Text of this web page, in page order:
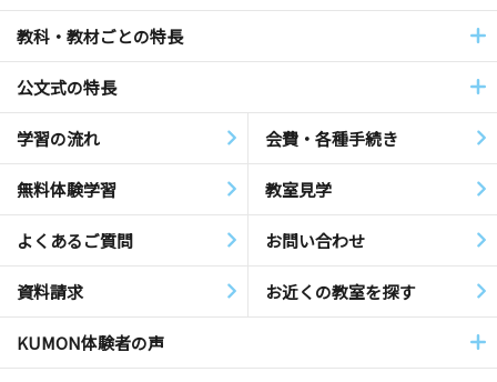
教科・教材ごとの特長
公文式の特長
学習の流れ 会費・各種手続き
無料体験学習 教室見学
よくあるご質問 お問い合わせ
資料請求 お近くの教室を探す
KUMON体験者の声